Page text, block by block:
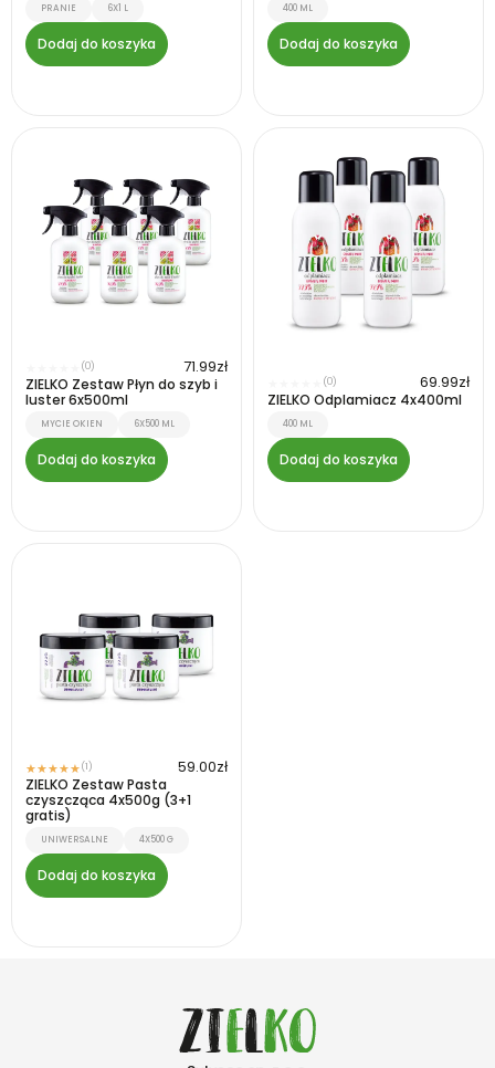
PRANIE 6X1 L
Dodaj do koszyka
400 ML
Dodaj do koszyka
(0) 71.99zł
ZIELKO Zestaw Płyn do szyb i
luster 6x500ml
MYCIE OKIEN 6X500 ML
Dodaj do koszyka
(0) 69.99zł
ZIELKO Odplamiacz 4x400ml
400 ML
Dodaj do koszyka
★★★★★(1) 59.00zł
ZIELKO Zestaw Pasta
czyszcząca 4x500g (3+1
gratis)
UNIWERSALNE 4X500 G
Dodaj do koszyka